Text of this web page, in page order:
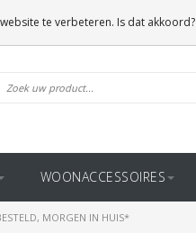
WOONACCESSOIRES
MORGEN IN HUIS*
te verbeteren. Is dat akkoord?